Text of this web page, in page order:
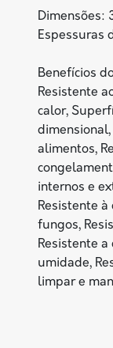
Dimensões:
Espessuras
Benefícios
Resistente
calor,
alimentos,
internos e
Resistente à
fungos,
Resistente
umidade,
limpar e